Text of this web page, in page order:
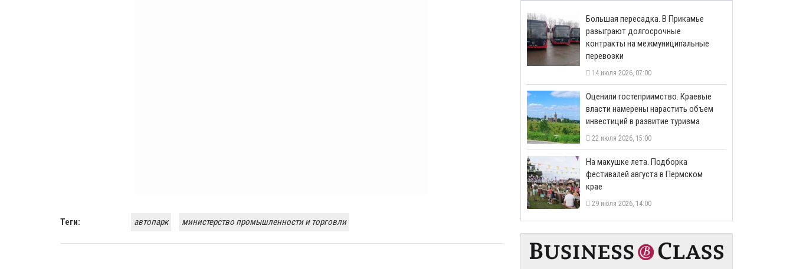
Теги: автопарк министерство промышленности и торговли
Большая пересадка. В Прикамье
разыграют долгосрочные
контракты на межмуниципальные
перевозки
14 июля 2026, 07:00
Оценили гостеприимство. Краевые
власти намерены нарастить объем
инвестиций в развитие туризма
22 июля 2026, 15:00
На макушке лета. Подборка
фестивалей августа в Пермском
крае
29 июля 2026, 14:00